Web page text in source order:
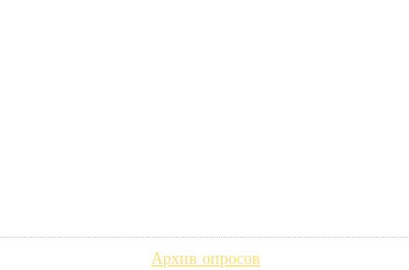
Архив опросов